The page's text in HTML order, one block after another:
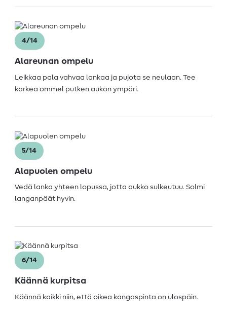
4/14
Alareunan ompelu
Leikkaa pala vahvaa lankaa ja pujota se neulaan. Tee
karkea ommel putken aukon ympäri.
5/14
Alapuolen ompelu
Vedä lanka yhteen lopussa, jotta aukko sulkeutuu. Solmi
langanpäät hyvin.
6/14
Käännä kurpitsa
Käännä kaikki niin, että oikea kangaspinta on ulospäin.